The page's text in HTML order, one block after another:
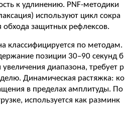
к удлинению. PNF-методики
используют цикл сокра
обхода защитных рефлексов.
классифицируется по методам.
позиции 30–90 секунд б
диапазона, требует р
Динамическая растяжка: ко
в пределах амплитуды. По
используется как разминк